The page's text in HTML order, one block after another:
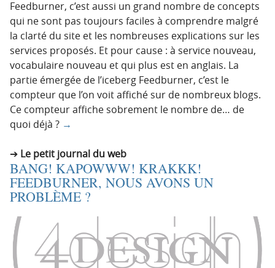
Feedburner, c’est aussi un grand nombre de concepts
qui ne sont pas toujours faciles à comprendre malgré
la clarté du site et les nombreuses explications sur les
services proposés. Et pour cause : à service nouveau,
vocabulaire nouveau et qui plus est en anglais. La
partie émergée de l’iceberg Feedburner, c’est le
compteur que l’on voit affiché sur de nombreux blogs.
Ce compteur affiche sobrement le nombre de… de
quoi déjà ? →
Le petit journal du web
BANG! KAPOWWW! KRAKKK!
FEEDBURNER, NOUS AVONS UN
PROBLÈME ?